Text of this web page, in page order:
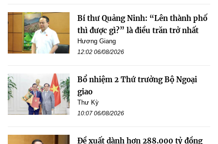
Bí thư Quảng Ninh: “Lên thành phố
thì được gì?” là điều trăn trở nhất
Hương Giang
12:02 06/08/2026
Bổ nhiệm 2 Thứ trưởng Bộ Ngoại
giao
Thư Kỳ
10:07 06/08/2026
Đề xuất dành hơn 288.000 tỷ đồng